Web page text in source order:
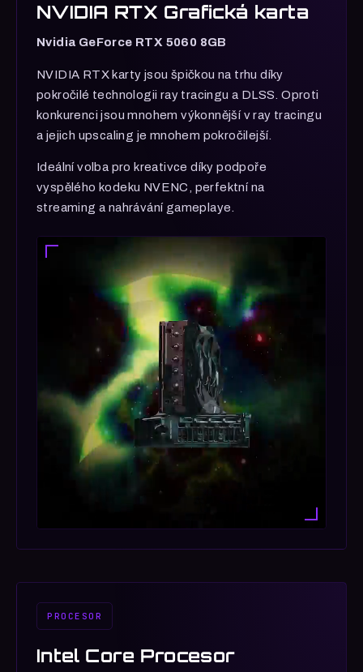
NVIDIA RTX Grafická karta
Nvidia GeForce RTX 5060 8GB
NVIDIA RTX karty jsou špičkou na trhu díky
pokročilé technologii ray tracingu a DLSS. Oproti
konkurenci jsou mnohem výkonnější v ray tracingu
a jejich upscaling je mnohem pokročilejší.
Ideální volba pro kreativce díky podpoře
vyspělého kodeku NVENC, perfektní na
streaming a nahrávání gameplaye.
PROCESOR
Intel Core Procesor